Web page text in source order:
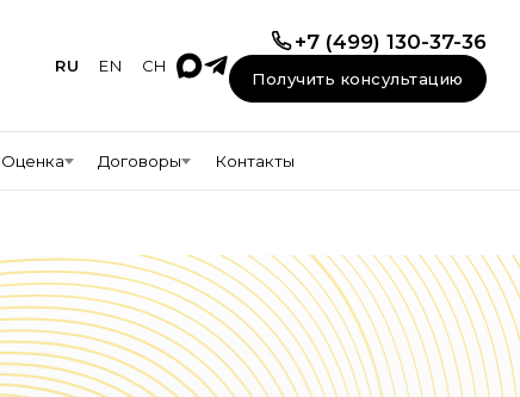
RU EN CH
+7 (499) 130-37-36
Получить консультацию
Оценка Договоры Контакты